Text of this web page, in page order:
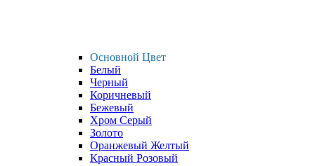
Основной Цвет
Белый
Черный
Коричневый
Бежевый
Хром Серый
Золото
Оранжевый Желтый
Красный Розовый